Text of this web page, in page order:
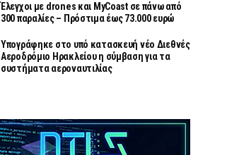
Έλεγχοι με drones και MyCoast σε πάνω από
300 παραλίες – Πρόστιμα έως 73.000 ευρώ
Υπογράφηκε στο υπό κατασκευή νέο Διεθνές
Αεροδρόμιο Ηρακλείου η σύμβαση για τα
συστήματα αεροναυτιλίας